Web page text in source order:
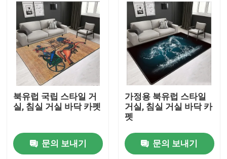
제품
비디오
우리에 대하여
공장 여행
품질 관리
북유럽 국립 스타일 거
실, 침실 거실 바닥 카펫
문의 보내기
가정용 북유럽 스타일
거실, 침실 거실 바닥 카
펫
문의 보내기